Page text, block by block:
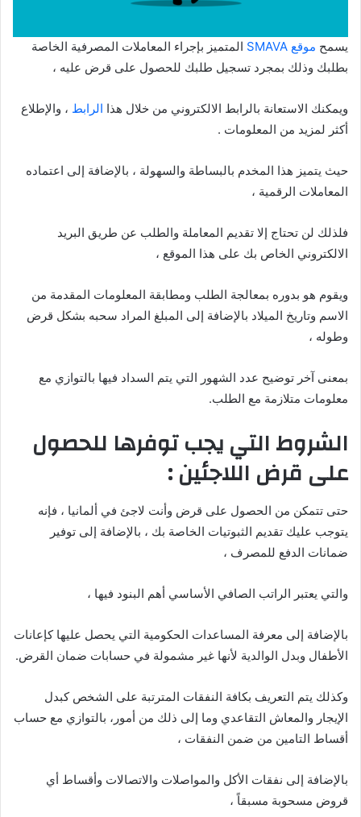
يسمح موقع SMAVA
المتميز بإجراء المعاملات المصرفية الخاصة
بطلبك وذلك بمجرد تسجيل طلبك للحصول على قرض عليه ،
ويمكنك الاستعانة بالرابط الالكتروني من خلال هذا الرابط ، والإطلاع
أكثر لمزيد من المعلومات .
حيث يتميز هذا المخدم بالبساطة والسهولة ، بالإضافة إلى اعتماده
المعاملات الرقمية ،
فلذلك لن تحتاج إلا تقديم المعاملة والطلب عن طريق البريد
الالكتروني الخاص بك على هذا الموقع ،
ويقوم هو بدوره بمعالجة الطلب ومطابقة المعلومات المقدمة من
الاسم وتاريخ الميلاد بالإضافة إلى المبلغ المراد سحبه بشكل قرض
وطوله ،
بمعنى آخر توضيح عدد الشهور التي يتم السداد فيها بالتوازي مع
معلومات متلازمة مع الطلب.
الشروط التي يجب توفرها للحصول
على قرض اللاجئين :
حتى تتمكن من الحصول على قرض وأنت لاجئ في ألمانيا ، فإنه
يتوجب عليك تقديم الثبوتيات الخاصة بك ، بالإضافة إلى توفير
ضمانات الدفع للمصرف ،
والتي يعتبر الراتب الصافي الأساسي أهم البنود فيها ،
بالإضافة إلى معرفة المساعدات الحكومية التي يحصل عليها كإعانات
الأطفال وبدل الوالدية لأنها غير مشمولة في حسابات ضمان القرض.
وكذلك يتم التعريف بكافة النفقات المترتبة على الشخص كبدل
الإيجار والمعاش التقاعدي وما إلى ذلك من أمور، بالتوازي مع حساب
أقساط التامين من ضمن النفقات ،
بالإضافة إلى نفقات الأكل والمواصلات والاتصالات وأقساط أي
قروض مسحوبة مسبقاً ،